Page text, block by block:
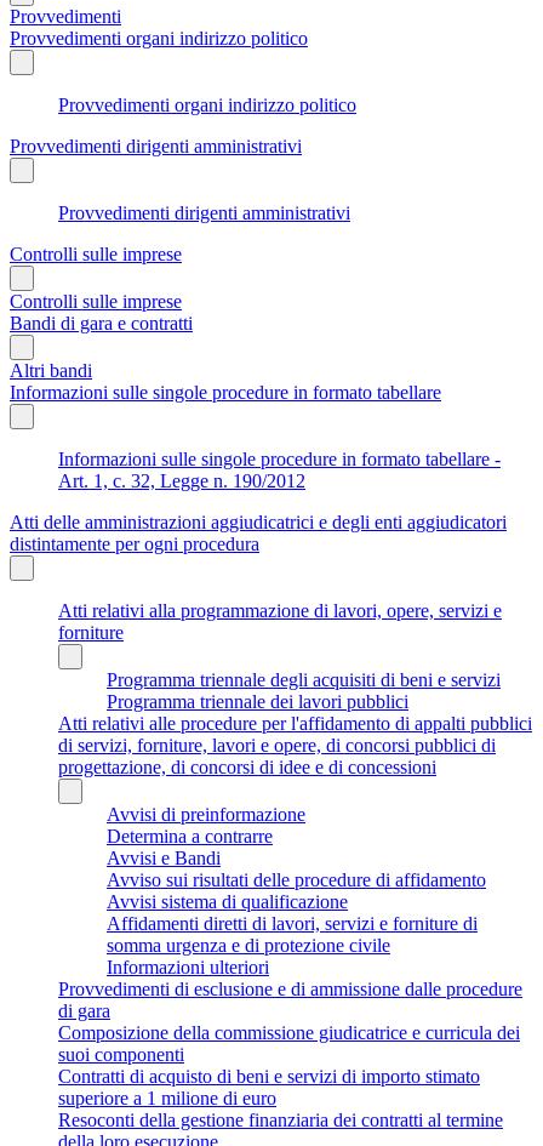
Provvedimenti
Provvedimenti organi indirizzo politico
Provvedimenti organi indirizzo politico
Provvedimenti dirigenti amministrativi
Provvedimenti dirigenti amministrativi
Controlli sulle imprese
Controlli sulle imprese
Bandi di gara e contratti
Altri bandi
Informazioni sulle singole procedure in formato tabellare
Informazioni sulle singole procedure in formato tabellare -
Art. 1, c. 32, Legge n. 190/2012
Atti delle amministrazioni aggiudicatrici e degli enti aggiudicatori
distintamente per ogni procedura
Atti relativi alla programmazione di lavori, opere, servizi e
forniture
Programma triennale degli acquisiti di beni e servizi
Programma triennale dei lavori pubblici
Atti relativi alle procedure per l'affidamento di appalti pubblici
di servizi, forniture, lavori e opere, di concorsi pubblici di
progettazione, di concorsi di idee e di concessioni
Avvisi di preinformazione
Determina a contrarre
Avvisi e Bandi
Avviso sui risultati delle procedure di affidamento
Avvisi sistema di qualificazione
Affidamenti diretti di lavori, servizi e forniture di
somma urgenza e di protezione civile
Informazioni ulteriori
Provvedimenti di esclusione e di ammissione dalle procedure
di gara
Composizione della commissione giudicatrice e curricula dei
suoi componenti
Contratti di acquisto di beni e servizi di importo stimato
superiore a 1 milione di euro
Resoconti della gestione finanziaria dei contratti al termine
della loro esecuzione